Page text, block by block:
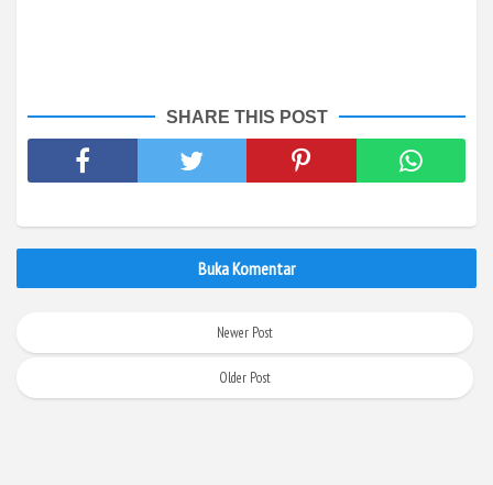
SHARE THIS POST
Buka Komentar
Newer Post
Older Post